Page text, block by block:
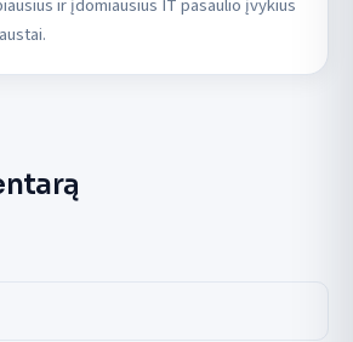
ir įdomiausius IT pasaulio įvykius